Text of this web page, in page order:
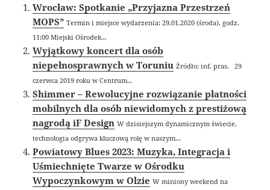
Wrocław: Spotkanie „Przyjazna Przestrzeń
MOPS” Termin i miejsce wydarzenia: 29.01.2020 (środa), godz.
11:00 Miejski Ośrodek...
Wyjątkowy koncert dla osób
niepełnosprawnych w Toruniu Źródło: inf. pras. 29
czerwca 2019 roku w Centrum...
Shimmer – Rewolucyjne rozwiązanie płatności
mobilnych dla osób niewidomych z prestiżową
nagrodą iF Design W dzisiejszym dynamicznym świecie,
technologia odgrywa kluczową rolę w naszym...
Powiatowy Blues 2023: Muzyka, Integracja i
Uśmiechnięte Twarze w Ośrodku
Wypoczynkowym w Olzie W miniony weekend na